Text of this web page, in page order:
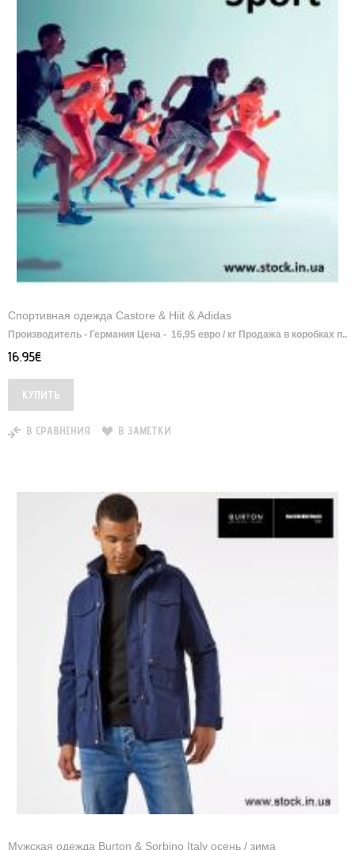
Спортивная одежда Castore & Hiit & Adidas
Производитель - Германия Цена - 16,95 евро / кг Продажа в коробках п..
16.95€
В СРАВНЕНИЯ В ЗАМЕТКИ
Мужская одежда Burton & Sorbino Italy осень / зима